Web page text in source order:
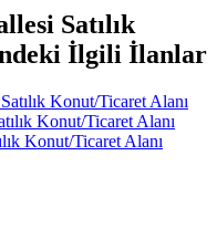
Satılık
İlgili İlanlar
Konut/Ticaret Alanı
Konut/Ticaret Alanı
Konut/Ticaret Alanı